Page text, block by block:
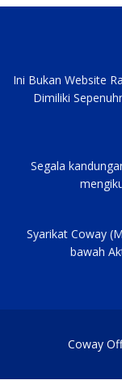
Ini Bukan Website
Dimiliki
Segala
Syarikat Coway
bawah
Coway